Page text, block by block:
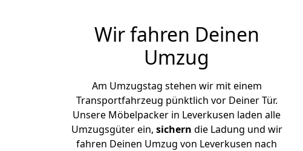
Wir fahren Deinen
Umzug
Am Umzugstag stehen wir mit einem
Transportfahrzeug pünktlich vor Deiner Tür.
Unsere Möbelpacker in Leverkusen laden alle
Umzugsgüter ein, sichern die Ladung und wir
fahren Deinen Umzug von Leverkusen nach